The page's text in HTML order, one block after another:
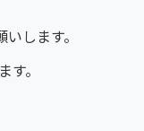
します。
す。